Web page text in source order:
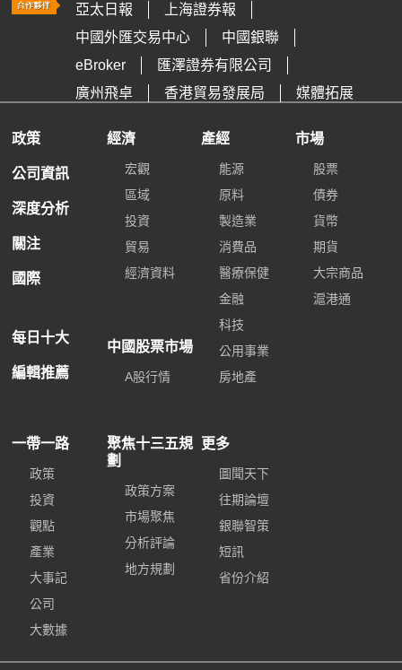
亞太日報
上海證券報
中國外匯交易中心
中國銀聯
eBroker
匯澤證券有限公司
廣州飛卓
香港貿易發展局 媒體拓展
政策
公司資訊
深度分析
關注
國際
每日十大
編輯推薦
經濟
宏觀
區域
投資
貿易
經濟資料
中國股票市場
A股行情
產經
能源
原料
製造業
消費品
醫療保健
金融
科技
公用事業
房地產
市場
股票
債券
貨幣
期貨
大宗商品
滬港通
一帶一路
政策
投資
觀點
產業
大事記
公司
大數據
聚焦十三五規
劃
政策方案
市場聚焦
分析評論
地方規劃
更多
圖聞天下
往期論壇
銀聯智策
短訊
省份介紹